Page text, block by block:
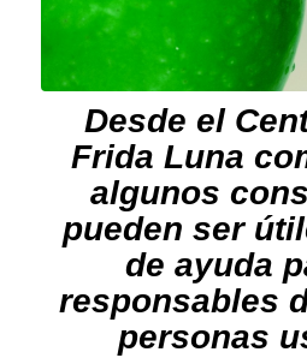
Desde el
Frida Luna
algunos
pueden ser
de ayuda
responsables
personas